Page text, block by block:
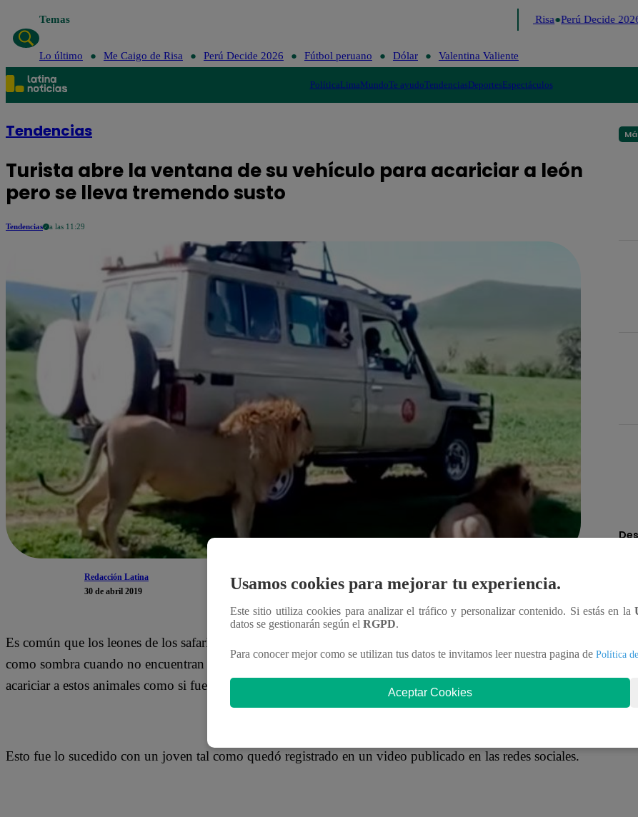
Temas Me Caigo de Risa Perú Decide 2026
Lo último Me Caigo de Risa Perú Decide 2026 Fútbol peruano Dólar Valentina Valiente
PolíticaLimaMundoTe ayudoTendenciasDeportesEspectáculos
Tendencias
Turista abre la ventana de su vehículo para acariciar a león
pero se lleva tremendo susto
Tendencias a las 11:29
Redacción Latina
30 de abril 2019
Compartir
Es común que los leones de los safaris africanos se acerquen a los vehículos de los visitantes para usarlos
como sombra cuando no encuentran árboles cerca. Lo que sí se debe tener mucho cuidado es en querer
acariciar a estos animales como si fueran domésticos.
Esto fue lo sucedido con un joven tal como quedó registrado en un video publicado en las redes sociales.
Usamos cookies para mejorar tu experiencia.
Este sitio utiliza cookies para analizar el tráfico y personalizar contenido. Si estás en la
datos se gestionarán según el RGPD.
Para conocer mejor como se utilizan tus datos te invitamos leer nuestra pagina de Política
Aceptar Cookies